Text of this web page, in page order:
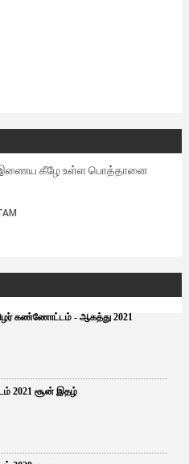
கீழே உள்ள பொத்தானை
கண்ணோட்டம் - ஆகத்து 2021
2021 சூன் இதழ்